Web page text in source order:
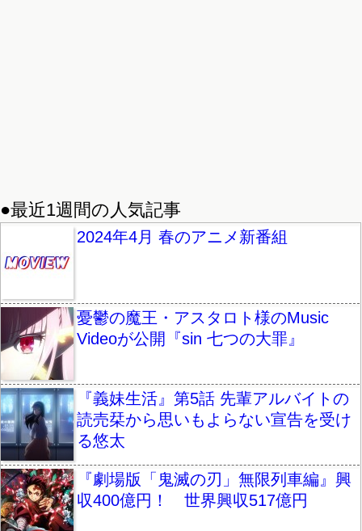
●最近1週間の人気記事
2024年4月 春のアニメ新番組
憂鬱の魔王・アスタロト様のMusic
Videoが公開『sin 七つの大罪』
『義妹生活』第5話 先輩アルバイトの
読売栞から思いもよらない宣告を受け
る悠太
『劇場版「鬼滅の刃」無限列車編』興
収400億円！ 世界興収517億円